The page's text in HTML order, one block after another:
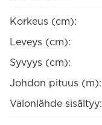
Korkeus (cm):
Leveys (cm):
Syvyys (cm):
Johdon pituus (m):
Valonlähde sisältyy: